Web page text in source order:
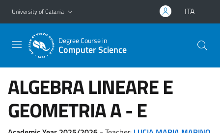
Go to main content
Go to navigation menu
University of Catania ITA
Degree Course in
Computer Science
ALGEBRA LINEARE E
GEOMETRIAA - E